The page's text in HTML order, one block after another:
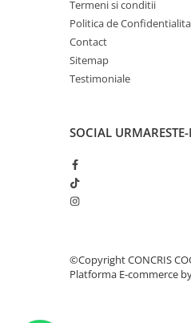
Termeni si conditii
Politica de
Contact
Sitemap
Testimoniale
SOCIAL
©Copyright CONCRIS
Platforma E-commerce